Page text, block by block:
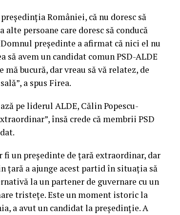
României, că nu doresc să
persoane care doresc să conducă
preşedinte a afirmat că nici el nu
avem un candidat comun PSD-ALDE
bucură, dar vreau să vă relatez, de
a spus Firea.
pe liderul ALDE, Călin Popescu-
însă crede că membrii PSD
un preşedinte de ţară extraordinar, dar
ţară a ajunge acest partid în situaţia să
la un partener de guvernare cu un
tristeţe. Este un moment istoric la
a avut un candidat la preşedinţie. A